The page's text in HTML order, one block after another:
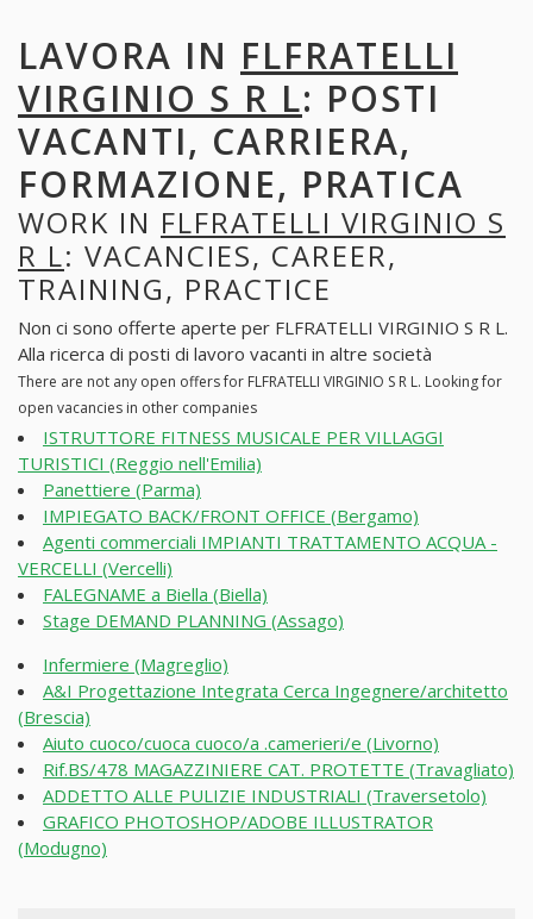
LAVORA IN FLFRATELLI
VIRGINIO S R L: POSTI
VACANTI, CARRIERA,
FORMAZIONE, PRATICA
WORK IN FLFRATELLI VIRGINIO S
R L: VACANCIES, CAREER,
TRAINING, PRACTICE
Non ci sono offerte aperte per FLFRATELLI VIRGINIO S R L.
Alla ricerca di posti di lavoro vacanti in altre società
There are not any open offers for FLFRATELLI VIRGINIO S R L. Looking for
open vacancies in other companies
ISTRUTTORE FITNESS MUSICALE PER VILLAGGI
TURISTICI (Reggio nell'Emilia)
Panettiere (Parma)
IMPIEGATO BACK/FRONT OFFICE (Bergamo)
Agenti commerciali IMPIANTI TRATTAMENTO ACQUA -
VERCELLI (Vercelli)
FALEGNAME a Biella (Biella)
Stage DEMAND PLANNING (Assago)
Infermiere (Magreglio)
A&I Progettazione Integrata Cerca Ingegnere/architetto
(Brescia)
Aiuto cuoco/cuoca cuoco/a .camerieri/e (Livorno)
Rif.BS/478 MAGAZZINIERE CAT. PROTETTE (Travagliato)
ADDETTO ALLE PULIZIE INDUSTRIALI (Traversetolo)
GRAFICO PHOTOSHOP/ADOBE ILLUSTRATOR
(Modugno)